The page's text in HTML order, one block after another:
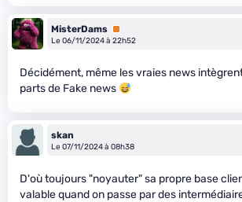
MisterDams Premium
Le 06/11/2024 à 22h52
Décidément, même les vraies news
parts de Fake news
skan
Le 07/11/2024 à 08h38
D'où toujours "noyauter" sa propre base
valable quand on passe par des